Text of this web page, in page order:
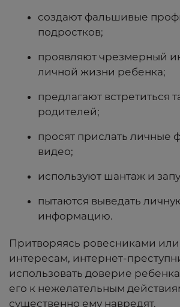
создают фальшивые
подростков;
проявляют чрезмерный
личной жизни ребенка;
предлагают встретиться
родителей;
просят прислать личные
видео;
используют шантаж и
пытаются выведать
информацию.
Притворяясь ровесниками
интересам, интернет-
использовать доверие
его к нежелательным
существенно ему навредят.